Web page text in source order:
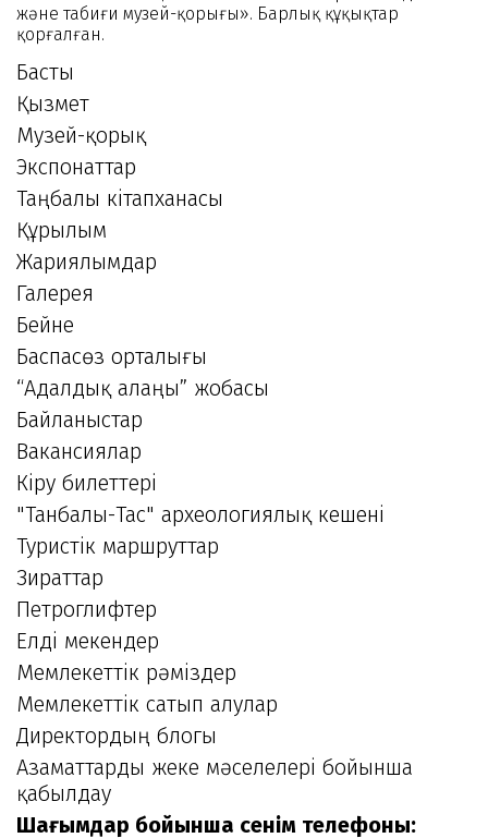
және табиғи музей-қорығы». Барлық құқықтар
қорғалған.
Басты
Қызмет
Музей-қорық
Экспонаттар
Таңбалы кітапханасы
Құрылым
Жариялымдар
Галерея
Бейне
Баспасөз орталығы
“Адалдық алаңы” жобасы
Байланыстар
Вакансиялар
Кіру билеттері
"Танбалы-Тас" археологиялық кешені
Туристік маршруттар
Зираттар
Петроглифтер
Елді мекендер
Мемлекеттік рәміздер
Мемлекеттік сатып алулар
Директордың блогы
Азаматтарды жеке мәселелері бойынша
қабылдау
Шағымдар бойынша сенім телефоны: